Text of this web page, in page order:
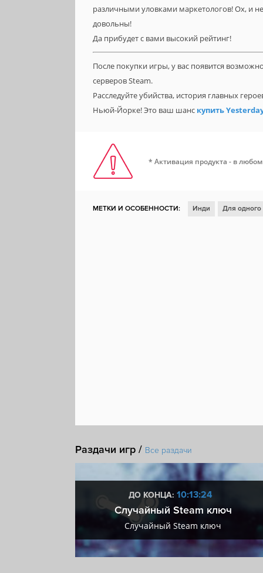
различными уловками маркетологов! Ох, и
довольны!
Да прибудет с вами высокий рейтинг!
После покупки игры, у вас появится
серверов Steam.
Расследуйте убийства, история главных
Ньюй-Йорке! Это ваш шанс купить
* Активация продукта - в
МЕТКИ И ОСОБЕННОСТИ: Инди Для одного
Раздачи игр / Все раздачи
ДО КОНЦА: 10:13:23
Случайный Steam ключ
Случайный Steam ключ